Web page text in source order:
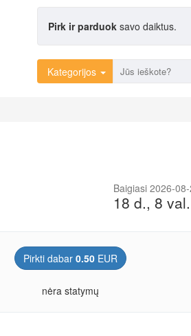
Pirk ir parduok savo daiktus.
Kategorijos
Baigiasi 2026-
18 d., 8 val.
Pirkti dabar0.50 EUR
nėra statymų